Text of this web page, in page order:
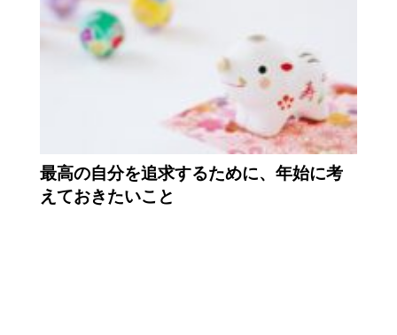
最高の自分を追求するために、年始に考
えておきたいこと